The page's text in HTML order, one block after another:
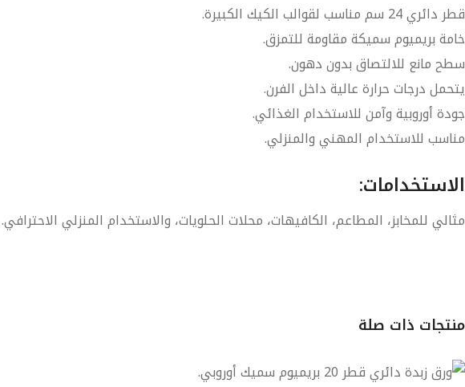
قطر دائري24 سم
مناسب لقوالب الكيك الكبيرة.
خامةبريميوم سميكةمقاومة للتمزق.
سطح مانع للالتصاق بدون دهون.
يتحمل درجات حرارة عالية داخل الفرن.
جودةأوروبيةوآمن للاستخدام الغذائي.
مناسب للاستخدام المهني والمنزلي.
الاستخدامات:
مثالي للمخابز، المطاعم، الكافيهات، محلات الحلويات، والاستخدام المنزلي الاحترافي.
منتجات ذات صلة